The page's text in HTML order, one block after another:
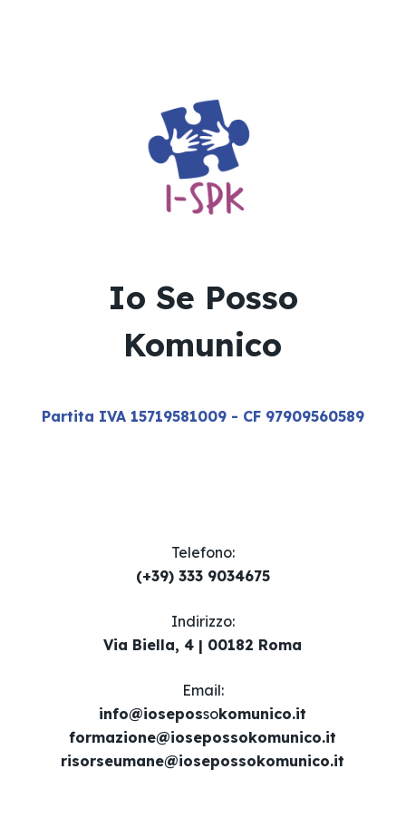
Io Se Posso
Komunico
Partita IVA 15719581009 - CF 97909560589
Telefono:
(+39) 333 9034675
Indirizzo:
Via Biella, 4 | 00182 Roma
Email​:
info@iosepossokomunico.it
formazione@iosepossokomunico.it
risorseumane@iosepossokomunico.it